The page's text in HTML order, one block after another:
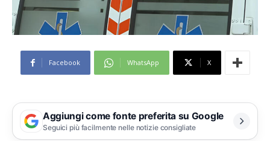
Facebook WhatsApp X
Aggiungi come fonte preferita su Google
Seguici più facilmente nelle notizie consigliate